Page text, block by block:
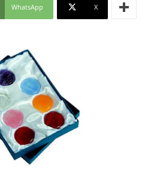
WhatsApp X